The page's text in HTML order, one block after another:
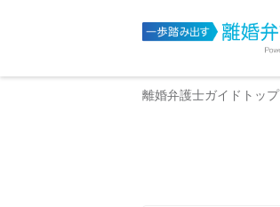
離婚弁護士ガイドトップ